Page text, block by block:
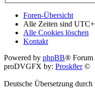
Foren-Übersicht
Alle Zeiten sind
Alle Cookies löschen
Kontakt
Powered by phpBB® Forum
proDVGFX by: Prosk8er©
Deutsche Übersetzung durch